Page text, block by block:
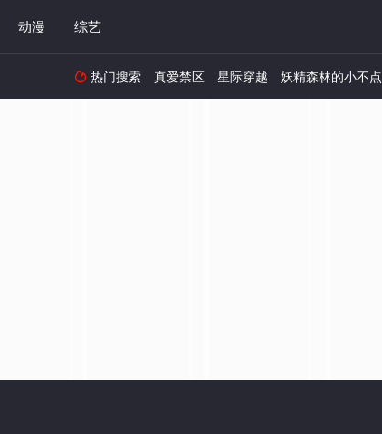
动漫 综艺
 热门搜索 真爱禁区 星际穿越 妖精森林的小不点